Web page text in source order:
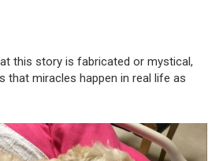
this story is fabricated or mystical,
that miracles happen in real life as